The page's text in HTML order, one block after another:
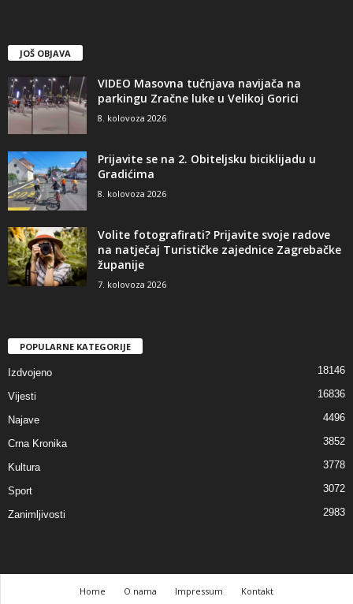
JOŠ OBJAVA
VIDEO Masovna tučnjava navijača na
parkingu Zračne luke u Velikoj Gorici
8. kolovoza 2026
Prijavite se na 2. Obiteljsku biciklijadu u
Gradićima
8. kolovoza 2026
Volite fotografirati? Prijavite svoje radove
na natječaj Turističke zajednice Zagrebačke
županije
7. kolovoza 2026
POPULARNE KATEGORIJE
Izdvojeno 18146
Vijesti 16836
Najave 4496
Crna Kronika 3852
Kultura 3778
Sport 3072
Zanimljivosti 2983
Home O nama Impressum Kontakt